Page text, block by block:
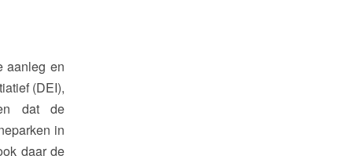
aanleg en
(DEI),
dat de
in
daar de